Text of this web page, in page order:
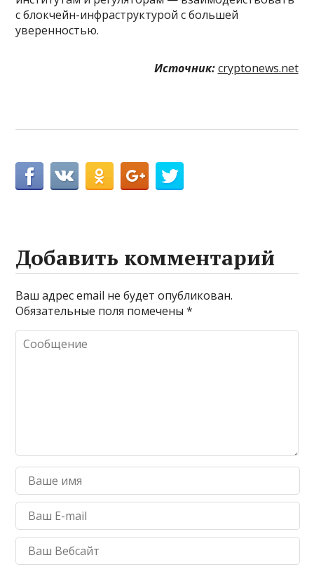
с блокчейн-инфраструктурой с большей
уверенностью.
Источник: cryptonews.net
Добавить комментарий
Ваш адрес email не будет опубликован.
Обязательные поля помечены*